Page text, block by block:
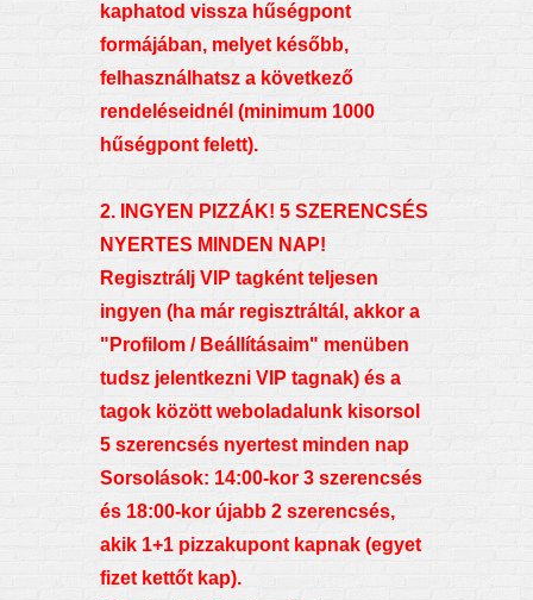
kaphatod vissza hűségpont
formájában, melyet később,
felhasználhatsz a következő
rendeléseidnél (minimum 1000
hűségpont felett).
2. INGYEN PIZZÁK! 5 SZERENCSÉS
NYERTES MINDEN NAP!
Regisztrálj VIP tagként teljesen
ingyen (ha már regisztráltál, akkor a
"Profilom / Beállításaim" menüben
tudsz jelentkezni VIP tagnak) és a
tagok között weboladalunk kisorsol
5 szerencsés nyertest minden nap
Sorsolások: 14:00-kor 3 szerencsés
és 18:00-kor újabb 2 szerencsés,
akik 1+1 pizzakupont kapnak (egyet
fizet kettőt kap).